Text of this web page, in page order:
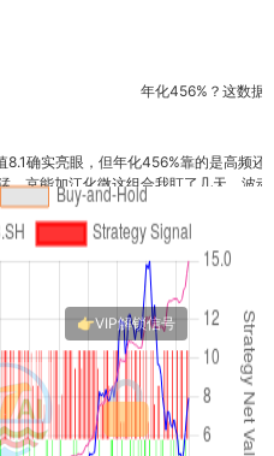
年化456%？这数据看着
能加江化微这组合我盯了几天，波动...
确实亮眼，但年化456%靠的是高频还是杠